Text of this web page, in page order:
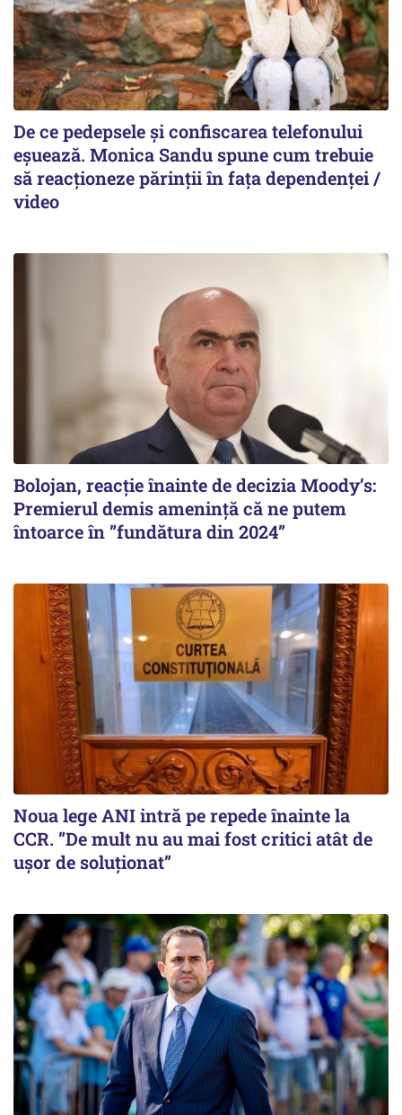
De ce pedepsele și confiscarea telefonului
eșuează. Monica Sandu spune cum trebuie
să reacționeze părinții în fața dependenței /
video
Bolojan, reacție înainte de decizia Moody’s:
Premierul demis amenință că ne putem
întoarce în ”fundătura din 2024”
Noua lege ANI intră pe repede înainte la
CCR. ”De mult nu au mai fost critici atât de
ușor de soluționat”